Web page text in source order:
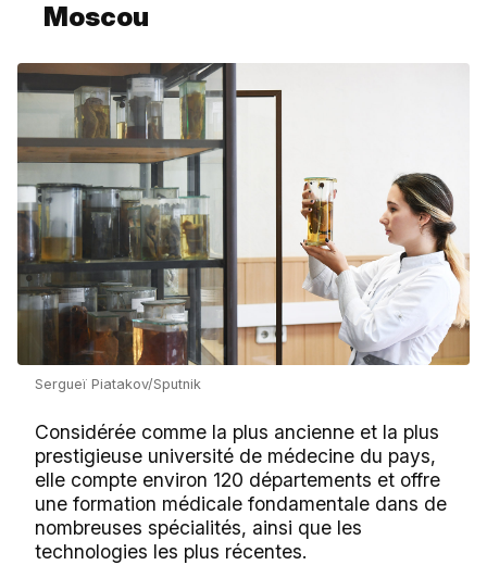
Moscou
Sergueï Piatakov/Sputnik
Considérée comme la plus ancienne et la plus
prestigieuse université de médecine du pays,
elle compte environ 120 départements et offre
une formation médicale fondamentale dans de
nombreuses spécialités, ainsi que les
technologies les plus récentes.